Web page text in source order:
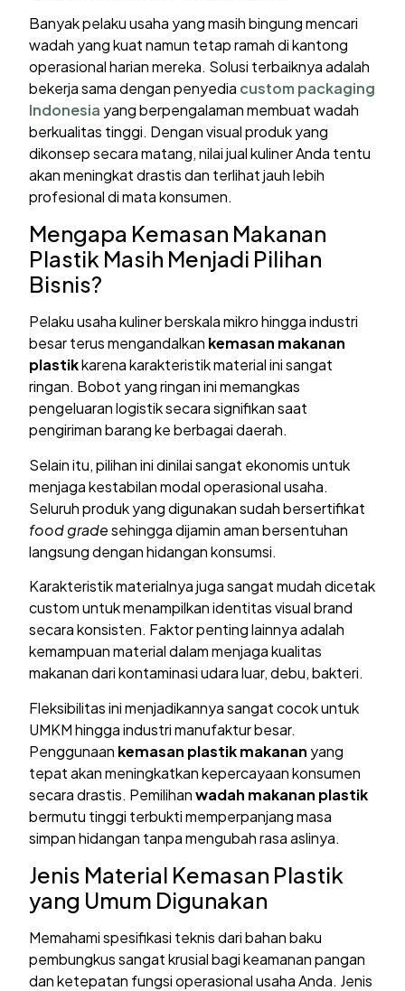
Banyak pelaku usaha yang masih bingung mencari
wadah yang kuat namun tetap ramah di kantong
operasional harian mereka. Solusi terbaiknya adalah
bekerja sama dengan penyedia custom packaging
Indonesia yang berpengalaman membuat wadah
berkualitas tinggi. Dengan visual produk yang
dikonsep secara matang, nilai jual kuliner Anda tentu
akan meningkat drastis dan terlihat jauh lebih
profesional di mata konsumen.
Mengapa Kemasan Makanan
Plastik Masih Menjadi Pilihan
Bisnis?
Pelaku usaha kuliner berskala mikro hingga industri
besar terus mengandalkan kemasan makanan
plastikkarena karakteristik material ini sangat
ringan. Bobot yang ringan ini memangkas
pengeluaran logistik secara signifikan saat
pengiriman barang ke berbagai daerah.
Selain itu, pilihan ini dinilai sangat ekonomis untuk
menjaga kestabilan modal operasional usaha.
Seluruh produk yang digunakan sudah bersertifikat
food gradesehingga dijamin aman bersentuhan
langsung dengan hidangan konsumsi.
Karakteristik materialnya juga sangat mudah dicetak
custom untuk menampilkan identitas visual brand
secara konsisten. Faktor penting lainnya adalah
kemampuan material dalam menjaga kualitas
makanan dari kontaminasi udara luar, debu, bakteri.
Fleksibilitas ini menjadikannya sangat cocok untuk
UMKM hingga industri manufaktur besar.
Penggunaan kemasan plastik makanan yang
tepat akan meningkatkan kepercayaan konsumen
secara drastis. Pemilihanwadah makanan plastik
bermutu tinggi terbukti memperpanjang masa
simpan hidangan tanpa mengubah rasa aslinya.
Jenis Material Kemasan Plastik
yang Umum Digunakan
Memahami spesifikasi teknis dari bahan baku
pembungkus sangat krusial bagi keamanan pangan
dan ketepatan fungsi operasional usaha Anda. Jenis